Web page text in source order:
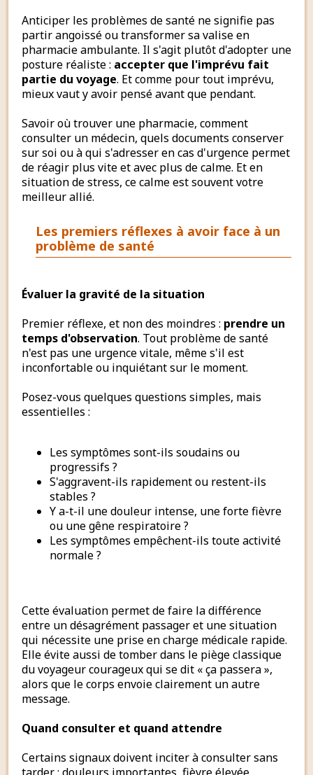
Anticiper les problèmes de santé ne signifie pas
partir angoissé ou transformer sa valise en
pharmacie ambulante. Il s'agit plutôt d'adopter une
posture réaliste : accepter que l'imprévu fait
partie du voyage. Et comme pour tout imprévu,
mieux vaut y avoir pensé avant que pendant.
Savoir où trouver une pharmacie, comment
consulter un médecin, quels documents conserver
sur soi ou à qui s'adresser en cas d'urgence permet
de réagir plus vite et avec plus de calme. Et en
situation de stress, ce calme est souvent votre
meilleur allié.
Les premiers réflexes à avoir face à un
problème de santé
Évaluer la gravité de la situation
Premier réflexe, et non des moindres : prendre un
temps d'observation. Tout problème de santé
n'est pas une urgence vitale, même s'il est
inconfortable ou inquiétant sur le moment.
Posez-vous quelques questions simples, mais
essentielles :
Les symptômes sont-ils soudains ou
progressifs ?
S'aggravent-ils rapidement ou restent-ils
stables ?
Y a-t-il une douleur intense, une forte fièvre
ou une gêne respiratoire ?
Les symptômes empêchent-ils toute activité
normale ?
Cette évaluation permet de faire la différence
entre un désagrément passager et une situation
qui nécessite une prise en charge médicale rapide.
Elle évite aussi de tomber dans le piège classique
du voyageur courageux qui se dit « ça passera »,
alors que le corps envoie clairement un autre
message.
Quand consulter et quand attendre
Certains signaux doivent inciter à consulter sans